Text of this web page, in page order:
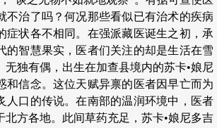
不治了吗？何况那些看似已有治术的疾病
症状各不相同。在强派藏医诞生之初，承
的智慧果实，医者们关注的却是生活在雪
无独有偶，出生在加查县境内的苏卡•娘尼
和信念。这位天赋异禀的医者因早亡而为
人口的传说。在南部的温润环境中，医者
北方各地。此间草药充足，苏卡•娘尼多吉